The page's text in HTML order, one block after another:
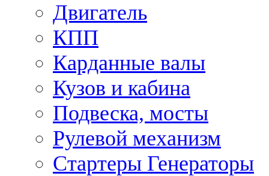
Двигатель
КПП
Карданные валы
Кузов и кабина
Подвеска, мосты
Рулевой механизм
Стартеры Генераторы